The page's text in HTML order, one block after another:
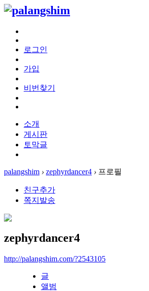
로그인
가입
비번찾기
소개
게시판
토막글
palangshim › zephyrdancer4 › 프로필
친구추가
쪽지발송
zephyrdancer4
http://palangshim.com/?2543105
글
앨범